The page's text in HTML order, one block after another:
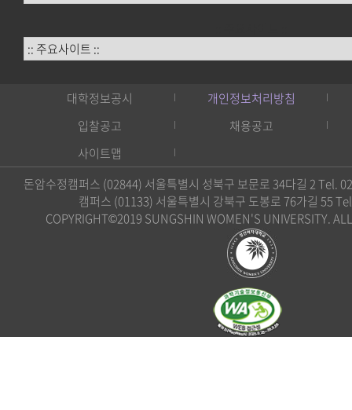
대학정보공시
개인정보처리방침
입찰공고
채용공고
사이트맵
돈암수정캠퍼스 (02844) 서울특별시 성북구 보문로 34다길 2 Tel.
캠퍼스 (01133) 서울특별시 강북구 도봉로 76가길 55
COPYRIGHT©2019 SUNGSHIN WOMEN'S UNIVERSITY.